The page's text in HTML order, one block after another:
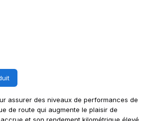
assurer des niveaux de performances de
de route qui augmente le plaisir de